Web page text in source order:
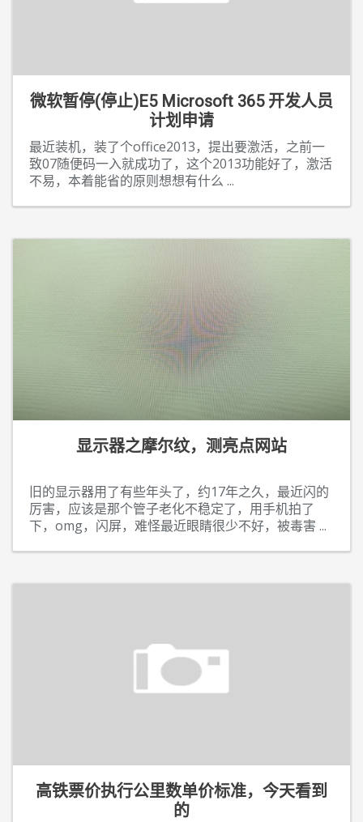
微软暂停(停止)E5 Microsoft 365 开发人员
计划申请
最近装机，装了个office2013，提出要激活，之前一
致07随便码一入就成功了，这个2013功能好了，激活
不易，本着能省的原则想想有什么 ...
显示器之摩尔纹，测亮点网站
旧的显示器用了有些年头了，约17年之久，最近闪的
厉害，应该是那个管子老化不稳定了，用手机拍了
下，omg，闪屏，难怪最近眼睛很少不好，被毒害 ...
高铁票价执行公里数单价标准，今天看到
的